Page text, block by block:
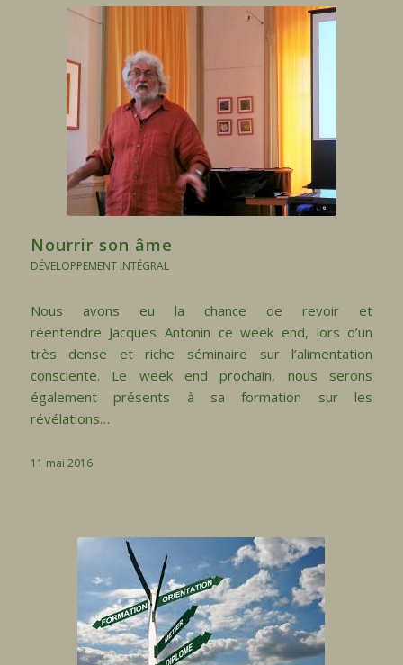
Nourrir son âme
DÉVELOPPEMENT INTÉGRAL
Nous avons eu la chance de revoir et
réentendre Jacques Antonin ce week end, lors d’un
très dense et riche séminaire sur l’alimentation
consciente. Le week end prochain, nous serons
également présents à sa formation sur les
révélations…
11 mai 2016